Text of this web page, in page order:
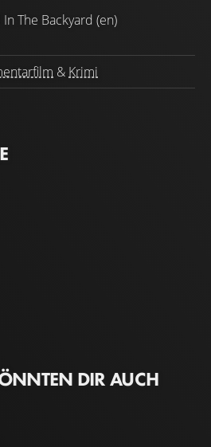
The Backyard (en)
& Krimi
DIR AUCH